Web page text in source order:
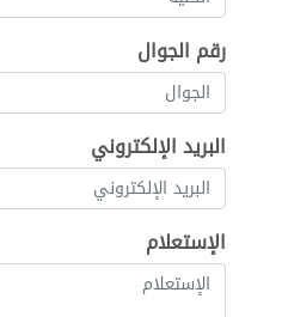
رقم الجوال
البريد الإلكتروني
الإستعلام